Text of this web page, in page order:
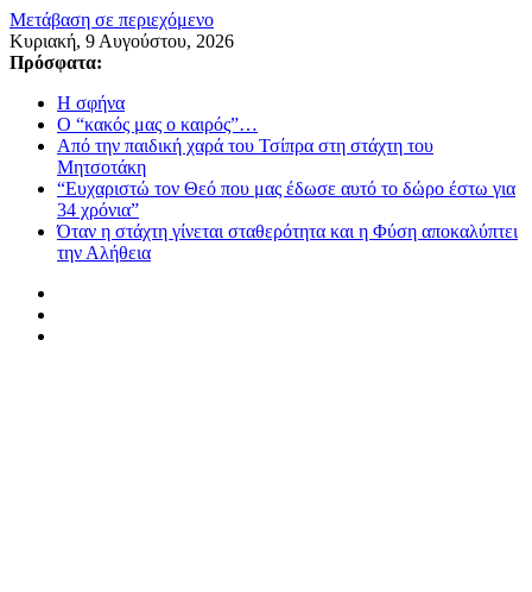
Μετάβαση σε περιεχόμενο
Κυριακή, 9 Αυγούστου, 2026
Πρόσφατα:
Η σφήνα
Ο “κακός μας ο καιρός”…
Από την παιδική χαρά του Τσίπρα στη στάχτη του
Μητσοτάκη
“Ευχαριστώ τον Θεό που μας έδωσε αυτό το δώρο έστω για
34 χρόνια”
Όταν η στάχτη γίνεται σταθερότητα και η Φύση αποκαλύπτει
την Αλήθεια